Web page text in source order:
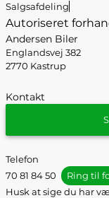
Salgsafdeling
Autoriseret
Andersen Biler
Englandsvej 382
2770 Kastrup
Kontakt
Telefon
70 81 84 50
Ring til
Husk at sige du har